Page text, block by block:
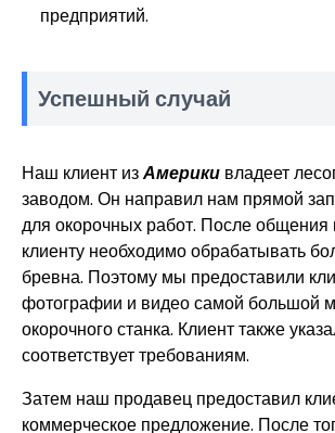
предприятий.
Успешный случай
Наш клиент изАмерики владеет
заводом. Он направил нам прямой
для окорочных работ. После общения
клиенту необходимо обрабатывать
бревна. Поэтому мы предоставили
фотографии и видео самой большой
окорочного станка. Клиент также
соответствует требованиям.
Затем наш продавец предоставил
коммерческое предложение. После